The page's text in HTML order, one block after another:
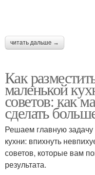
читать дальше →
Как
маленькой
советов: как
сделать
Решаем главную
кухни: впихнуть
советов, которые вам
результата.